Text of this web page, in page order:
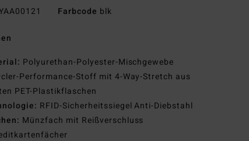
Farbcode blk
Polyurethan-Polyester-Mischgewebe
Performance-Stoff mit 4-Way-Stretch aus
PET-Plastikflaschen
RFID-Sicherheitssiegel Anti-Diebstahl
Münzfach mit Reißverschluss